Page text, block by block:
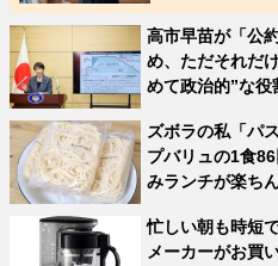
高市早苗が「公
め、ただそれだ
めて政治的”な役
ズボラの私「パ
プバリュの1食
みランチが楽ち
忙しい朝も時短
メーカーがお買